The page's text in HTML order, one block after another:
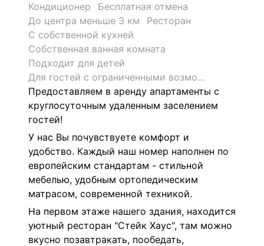
Кондиционер
Бесплатная отмена
До центра меньше 3 км
Ресторан
С собственной кухней
Собственная ванная комната
Подходит для детей
Для гостей с ограниченными возможностями
Предоставляем в аренду апартаменты с
круглосуточным удаленным заселением
гостей!
У нас Вы почувствуете комфорт и
удобство. Каждый наш номер наполнен по
европейским стандартам - стильной
мебелью, удобным ортопедическим
матрасом, современной техникой.
На первом этаже нашего здания, находится
уютный ресторан "Стейк Хаус", там можно
вкусно позавтракать, пообедать,